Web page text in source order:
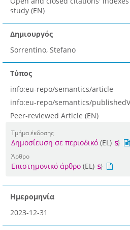
study (EN)
Δημιουργός
Sorrentino, Stefano
Τύπος
info:eu-repo/semantics/article
info:eu-repo/semantics/
Peer-reviewed Article (EN)
Τμήμα έκδοσης
Δημοσίευση σε περιοδικό (EL)
Άρθρο
Επιστημονικό άρθρο (EL)
Ημερομηνία
2023-12-31